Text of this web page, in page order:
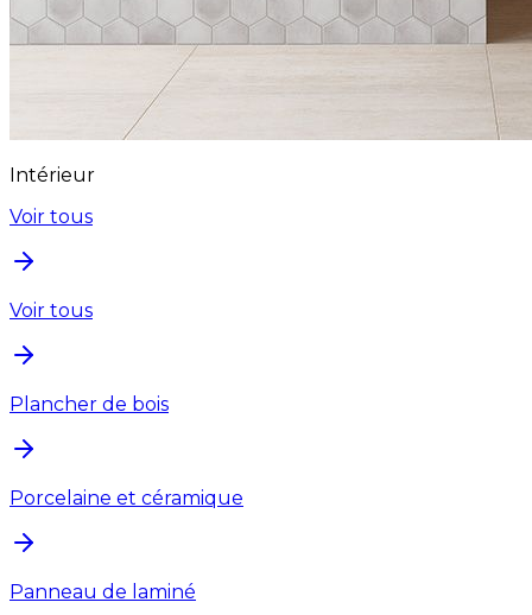
Intérieur
Voir tous
Voir tous
Plancher de bois
Porcelaine et céramique
Panneau de laminé